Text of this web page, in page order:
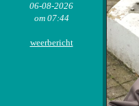
06-08-2026
om 07:44
weerbericht